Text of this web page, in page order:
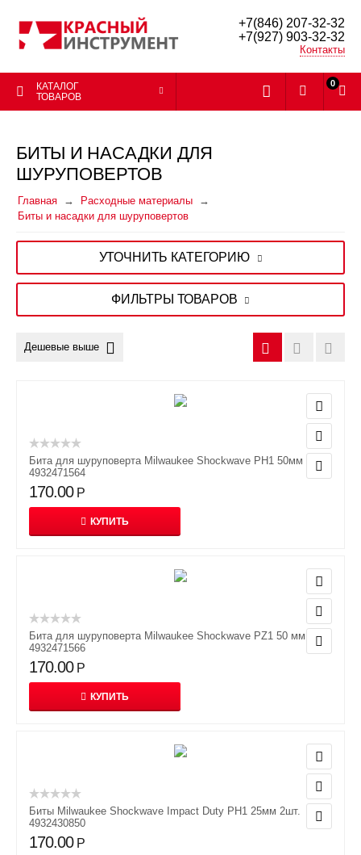
+7(846) 207-32-32
+7(927) 903-32-32
Контакты
КАТАЛОГ
ТОВАРОВ
0
БИТЫ И НАСАДКИ ДЛЯ
ШУРУПОВЕРТОВ
Главная
Расходные материалы
Биты и насадки для шуруповертов
УТОЧНИТЬ КАТЕГОРИЮ
ФИЛЬТРЫ ТОВАРОВ
Дешевые выше
Бита для шуруповерта Milwaukee Shockwave PH1 50мм
4932471564
170.00 Р
КУПИТЬ
Бита для шуруповерта Milwaukee Shockwave PZ1 50 мм
4932471566
170.00 Р
КУПИТЬ
Биты Milwaukee Shockwave Impact Duty PH1 25мм 2шт.
4932430850
170.00 Р